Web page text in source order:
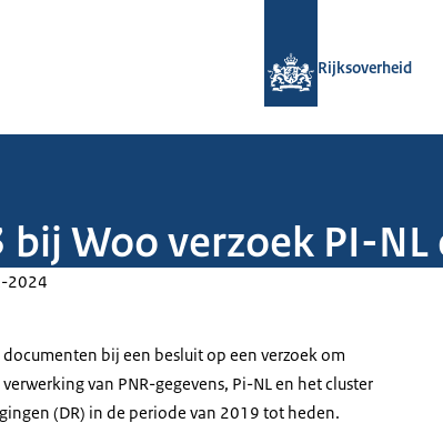
Rijksoverheid
Woo verzoek PI-NL
2024
documenten bij een besluit op een verzoek om
van PNR-gegevens, Pi-NL en het cluster
(DR) in de periode van 2019 tot heden.